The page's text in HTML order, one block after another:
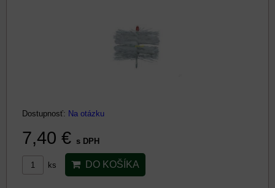
Dostupnosť: Na otázku
7,40 € s DPH
ks DO KOŠÍKA